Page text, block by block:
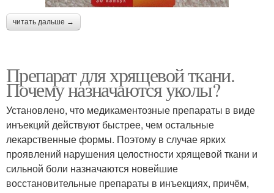
читать дальше →
Препарат для хрящевой ткани.
Почему назначаются уколы?
Установлено, что медикаментозные препараты в виде
инъекций действуют быстрее, чем остальные
лекарственные формы. Поэтому в случае ярких
проявлений нарушения целостности хрящевой ткани и
сильной боли назначаются новейшие
восстановительные препараты в инъекциях, причём,